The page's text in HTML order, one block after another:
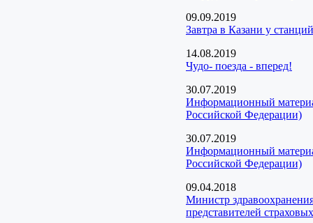
09.09.2019
Завтра в Казани у
14.08.2019
Чудо- поезда - вперед!
30.07.2019
Информационный
Российской Федерации)
30.07.2019
Информационный
Российской Федерации)
09.04.2018
Министр
представителей